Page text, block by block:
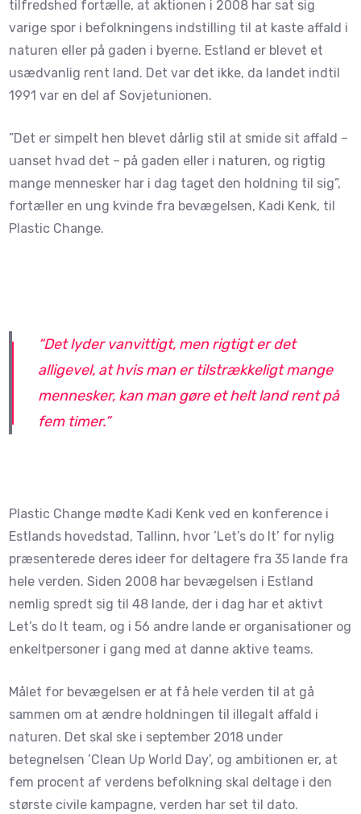
tilfredshed fortælle, at aktionen i 2008 har sat sig
varige spor i befolkningens indstilling til at kaste affald i
naturen eller på gaden i byerne. Estland er blevet et
usædvanlig rent land. Det var det ikke, da landet indtil
1991 var en del af Sovjetunionen.
”Det er simpelt hen blevet dårlig stil at smide sit affald –
uanset hvad det – på gaden eller i naturen, og rigtig
mange mennesker har i dag taget den holdning til sig”,
fortæller en ung kvinde fra bevægelsen, Kadi Kenk, til
Plastic Change.
“Det lyder vanvittigt, men rigtigt er det
alligevel, at hvis man er tilstrækkeligt mange
mennesker, kan man gøre et helt land rent på
fem timer.”
Plastic Change mødte Kadi Kenk ved en konference i
Estlands hovedstad, Tallinn, hvor ’Let’s do It’ for nylig
præsenterede deres ideer for deltagere fra 35 lande fra
hele verden. Siden 2008 har bevægelsen i Estland
nemlig spredt sig til 48 lande, der i dag har et aktivt
Let’s do It team, og i 56 andre lande er organisationer og
enkeltpersoner i gang med at danne aktive teams.
Målet for bevægelsen er at få hele verden til at gå
sammen om at ændre holdningen til illegalt affald i
naturen. Det skal ske i september 2018 under
betegnelsen ’Clean Up World Day’, og ambitionen er, at
fem procent af verdens befolkning skal deltage i den
største civile kampagne, verden har set til dato.